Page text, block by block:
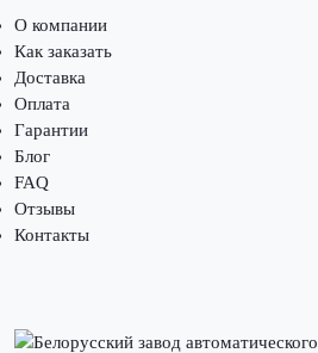
О компании
Как заказать
Доставка
Оплата
Гарантии
Блог
FAQ
Отзывы
Контакты